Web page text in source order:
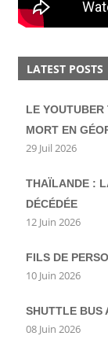
LATEST POSTS
LE
MORT EN
29 Juil 2026
THAÏLANDE :
DÉCÉDÉE
12 Juin 2026
FILS DE
10 Juin 2026
SHUTTLE BUS
08 Juin 2026